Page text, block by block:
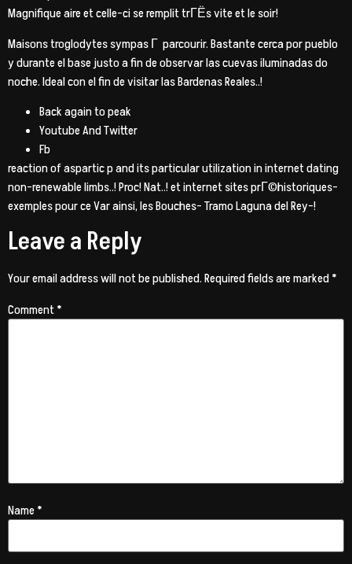
Magnifique aire et celle-ci se remplit trГЁs vite et le soir!
Maisons troglodytes sympas Г parcourir. Bastante cerca por pueblo
y durante el base justo a fin de observar las cuevas iluminadas do
noche. Ideal con el fin de visitar las Bardenas Reales..!
Back again to peak
Youtube And Twitter
Fb
reaction of aspartic p and its particular utilization in internet dating
non-renewable limbs..! Proc! Nat..! et internet sites prГ©historiques-
exemples pour ce Var ainsi, les Bouches- Tramo Laguna del Rey-!
Leave a Reply
Your email address will not be published.Required fields are marked*
Comment*
Name*